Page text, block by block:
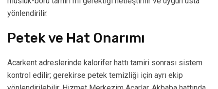
yönlendirilir.
Petek ve Hat Onarımı
Acarkent adreslerinde kalorifer hattı tamiri sonrası sistem
kontrol edilir; gerekirse petek temizliği için ayrı ekip